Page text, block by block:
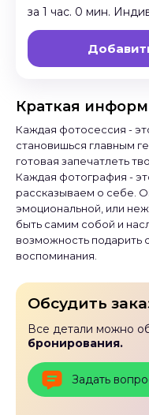
за 1 час. 0 мин.
Краткая
Каждая фотосессия -
становишься главным
готовая запечатлеть
Каждая фотография -
рассказываем о себе.
эмоциональной, или
быть самим собой и
возможность
воспоминания.
Обсудить
Все детали можно
бронирования.
Задать